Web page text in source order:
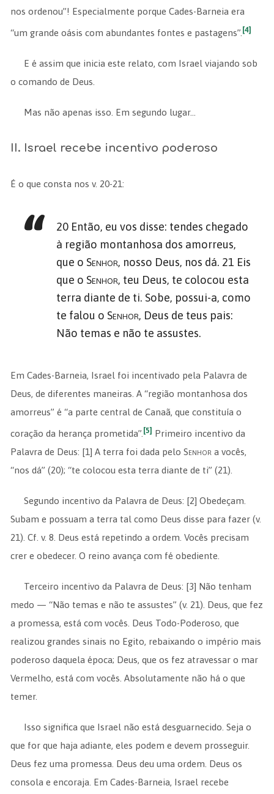
nos ordenou”! Especialmente porque Cades-Barneia era
“um grande oásis com abundantes fontes e pastagens”. [4]
E é assim que inicia este relato, com Israel viajando sob
o comando de Deus.
Mas não apenas isso. Em segundo lugar…
II. Israel recebe incentivo poderoso
É o que consta nos v. 20-21:
20 Então, eu vos disse: tendes chegado
à região montanhosa dos amorreus,
que o Senhor, nosso Deus, nos dá. 21 Eis
que o Senhor, teu Deus, te colocou esta
terra diante de ti. Sobe, possui-a, como
te falou o Senhor, Deus de teus pais:
Não temas e não te assustes.
Em Cades-Barneia, Israel foi incentivado pela Palavra de
Deus, de diferentes maneiras. A “região montanhosa dos
amorreus” é “a parte central de Canaã, que constituía o
coração da herança prometida”. [5] Primeiro incentivo da
Palavra de Deus: [1] A terra foi dada pelo Senhor a vocês,
“nos dá” (20); “te colocou esta terra diante de ti” (21).
Segundo incentivo da Palavra de Deus: [2] Obedeçam.
Subam e possuam a terra tal como Deus disse para fazer (v.
21). Cf. v. 8. Deus está repetindo a ordem. Vocês precisam
crer e obedecer. O reino avança com fé obediente.
Terceiro incentivo da Palavra de Deus: [3] Não tenham
medo — “Não temas e não te assustes” (v. 21). Deus, que fez
a promessa, está com vocês. Deus Todo-Poderoso, que
realizou grandes sinais no Egito, rebaixando o império mais
poderoso daquela época; Deus, que os fez atravessar o mar
Vermelho, está com vocês. Absolutamente não há o que
temer.
Isso significa que Israel não está desguarnecido. Seja o
que for que haja adiante, eles podem e devem prosseguir.
Deus fez uma promessa. Deus deu uma ordem. Deus os
consola e encoraja. Em Cades-Barneia, Israel recebe